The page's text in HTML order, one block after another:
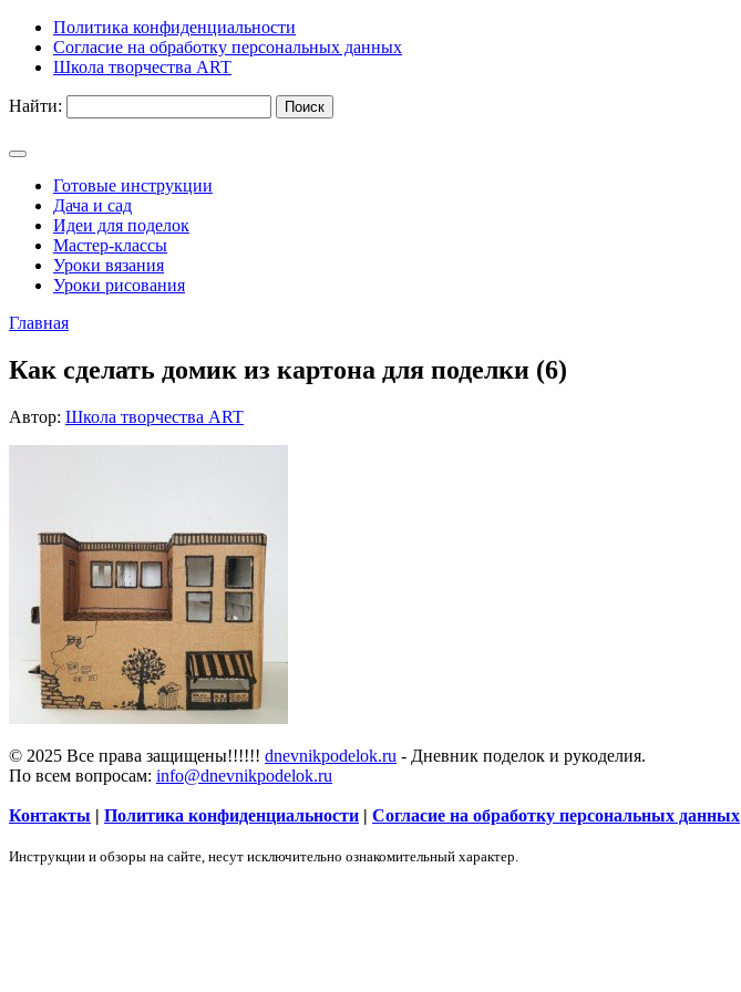
Политика конфиденциальности
Согласие на обработку персональных данных
Школа творчества ART
Найти:
Готовые инструкции
Дача и сад
Идеи для поделок
Мастер-классы
Уроки вязания
Уроки рисования
Главная
Как сделать домик из картона для поделки (6)
Автор: Школа творчества ART
© 2025 Все права защищены!!!!!! dnevnikpodelok.ru - Дневник поделок и рукоделия.
По всем вопросам: info@dnevnikpodelok.ru
Контакты | Политика конфиденциальности | Согласие на обработку персональных данных
Инструкции и обзоры на сайте, несут исключительно ознакомительный характер.